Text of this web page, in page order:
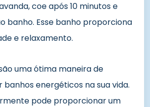
coe após 10 minutos e
banho. Esse banho proporciona
e relaxamento.
uma ótima maneira de
banhos energéticos na sua vida.
pode proporcionar um